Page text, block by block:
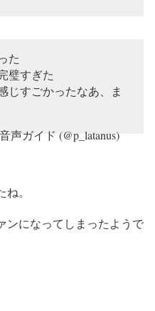
た
璧すぎた
じすごかったなあ、ま
ガイド (@p_latanus)
。
ンになってしまったようで